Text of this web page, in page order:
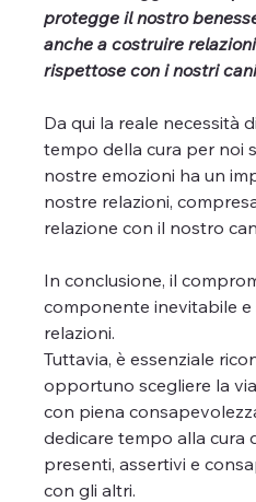
protegge il nostro
anche a costruire
rispettose con i nostri
Da qui la reale necessità
tempo della cura per noi
nostre emozioni ha un
nostre relazioni,
relazione con il nostro
In conclusione, il
componente inevitabile
relazioni.
Tuttavia, è essenziale
opportuno scegliere la
con piena
dedicare tempo alla cura
presenti, assertivi e
con gli altri.